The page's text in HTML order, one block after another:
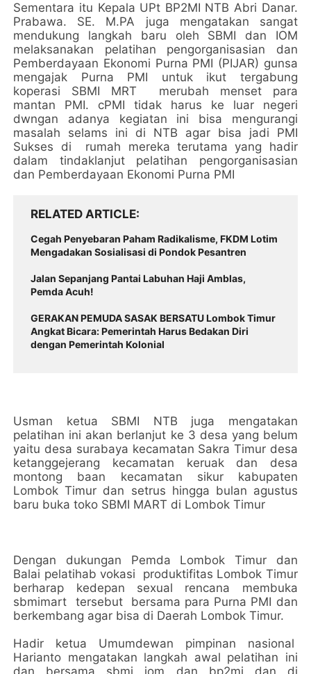
Sementara itu Kepala UPt BP2MI NTB Abri Danar.
Prabawa. SE. M.PA juga mengatakan sangat
mendukung langkah baru oleh SBMI dan IOM
melaksanakan pelatihan pengorganisasian dan
Pemberdayaan Ekonomi Purna PMI (PIJAR) gunsa
mengajak Purna PMI untuk ikut tergabung
koperasi SBMI MRT merubah menset para
mantan PMI. cPMI tidak harus ke luar negeri
dwngan adanya kegiatan ini bisa mengurangi
masalah selams ini di NTB agar bisa jadi PMI
Sukses di rumah mereka terutama yang hadir
dalam tindaklanjut pelatihan pengorganisasian
dan Pemberdayaan Ekonomi Purna PMI
RELATED ARTICLE
Cegah Penyebaran Paham Radikalisme, FKDM Lotim
Mengadakan Sosialisasi di Pondok Pesantren
Jalan Sepanjang Pantai Labuhan Haji Amblas,
Pemda Acuh!
GERAKAN PEMUDA SASAK BERSATU Lombok Timur
Angkat Bicara: Pemerintah Harus Bedakan Diri
dengan Pemerintah Kolonial
Usman ketua SBMI NTB juga mengatakan
pelatihan ini akan berlanjut ke 3 desa yang belum
yaitu desa surabaya kecamatan Sakra Timur desa
ketanggejerang kecamatan keruak dan desa
montong baan kecamatan sikur kabupaten
Lombok Timur dan setrus hingga bulan agustus
baru buka toko SBMI MART di Lombok Timur
Dengan dukungan Pemda Lombok Timur dan
Balai pelatihab vokasi produktifitas Lombok Timur
berharap kedepan sexual rencana membuka
sbmimart tersebut bersama para Purna PMI dan
berkembang agar bisa di Daerah Lombok Timur.
Hadir ketua Umumdewan pimpinan nasional
Harianto mengatakan langkah awal pelatihan ini
dan bersama sbmi iom dan bp2mi dan di